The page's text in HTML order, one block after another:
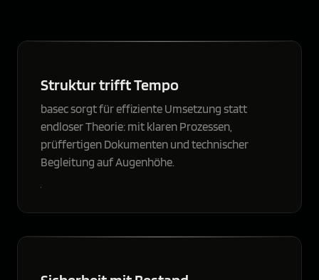
Struktur trifft Tempo
basec sorgt für effiziente Umsetzung statt
endloser Theorie: mit klaren Prozessen,
prüffertigen Dokumenten und technischer
Begleitung auf Augenhöhe.